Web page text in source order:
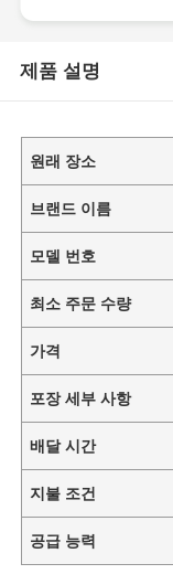
제품 설명
원래 장소
브랜드 이름
모델 번호
최소 주문 수량
가격
포장 세부 사항
배달 시간
지불 조건
공급 능력